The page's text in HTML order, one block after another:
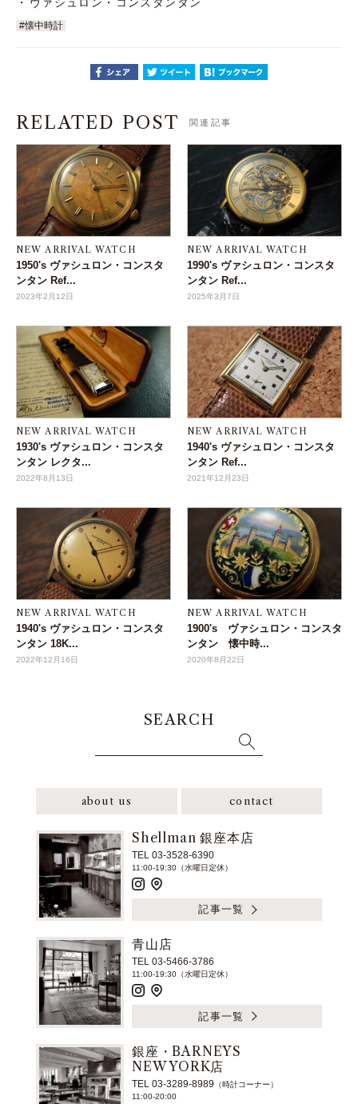
#懐中時計
RELATED POST 関連記事
NEW ARRIVAL WATCH
1950's ヴァシュロン・コンスタ
ンタン Ref...
2023年2月12日
NEW ARRIVAL WATCH
1990's ヴァシュロン・コンスタ
ンタン Ref...
2025年3月7日
NEW ARRIVAL WATCH
1930's ヴァシュロン・コンスタ
ンタン レクタ...
2022年8月13日
NEW ARRIVAL WATCH
1940's ヴァシュロン・コンスタ
ンタン Ref...
2021年12月23日
NEW ARRIVAL WATCH
1940's ヴァシュロン・コンスタ
ンタン 18K...
2022年12月16日
NEW ARRIVAL WATCH
1900's ヴァシュロン・コンスタ
ンタン 懐中時...
2020年8月22日
SEARCH
about us contact
Shellman 銀座本店
TEL 03-3528-6390
11:00-19:30（水曜日定休）
記事一覧
青山店
TEL 03-5466-3786
11:00-19:30（水曜日定休）
記事一覧
銀座・BARNEYS
NEW YORK店
TEL 03-3289-8989 （時計コーナー）
11:00-20:00